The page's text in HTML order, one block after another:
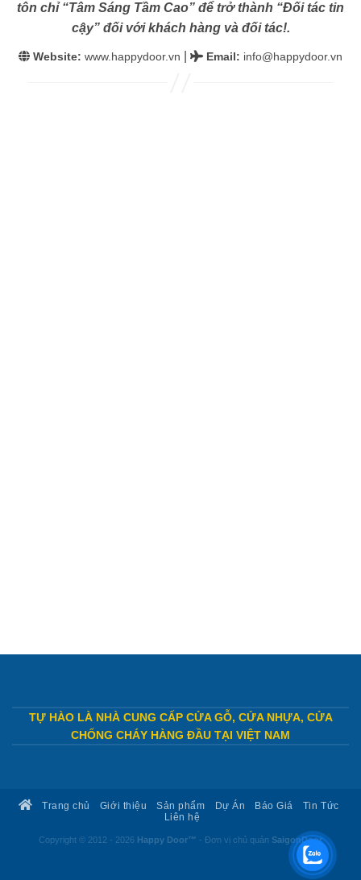
tôn chỉ “Tâm Sáng Tầm Cao” để trở thành “Đối tác tin
cậy” đối với khách hàng và đối tác!.
Website: www.happydoor.vn Email: info@happydoor.vn
TỰ HÀO LÀ NHÀ CUNG CẤP CỬA GỖ, CỬA NHỰA, CỬA
CHỐNG CHÁY HÀNG ĐẦU TẠI VIỆT NAM
Trang chủ Giới thiệu Sản phẩm Dự Án Báo Giá
Tin Tức
Liên hệ
Copyright © 2012 - 2026 Happy Door™ - Đơn vị chủ quản SaigonDoor